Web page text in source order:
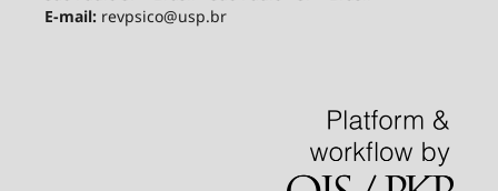
E-mail:revpsico@usp.br